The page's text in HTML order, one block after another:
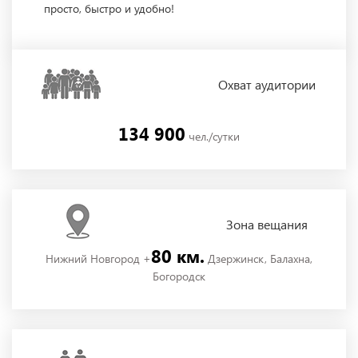
просто, быстро и удобно!
Охватаудитории
134 900 чел./сутки
Зона вещания
Нижний Новгород +80 км. Дзержинск, Балахна,
Богородск